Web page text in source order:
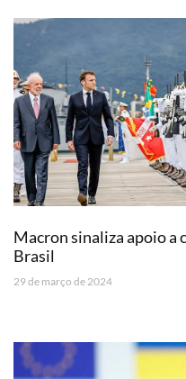
Macron sinaliza apoio a
Brasil
29 de março de 2024